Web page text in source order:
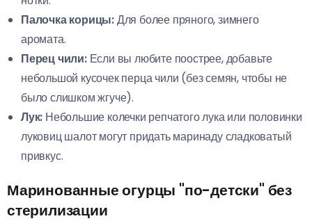
Палочка корицы:Для более пряного, зимнего
аромата.
Перец чили:Если вы любите поострее, добавьте
небольшой кусочек перца чили (без семян, чтобы не
было слишком жгуче).
Лук: Небольшие колечки репчатого лука или половинки
луковиц шалот могут придать маринаду сладковатый
привкус.
Маринованные огурцы "по-детски" без
стерилизации